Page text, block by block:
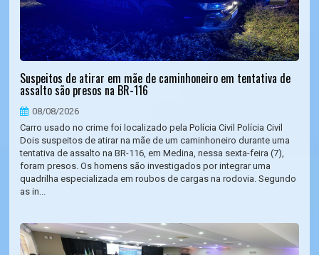
Suspeitos de atirar em mãe de caminhoneiro em tentativa de
assalto são presos na BR-116
08/08/2026
Carro usado no crime foi localizado pela Polícia Civil Polícia Civil
Dois suspeitos de atirar na mãe de um caminhoneiro durante uma
tentativa de assalto na BR-116, em Medina, nessa sexta-feira (7),
foram presos. Os homens são investigados por integrar uma
quadrilha especializada em roubos de cargas na rodovia. Segundo
as in...